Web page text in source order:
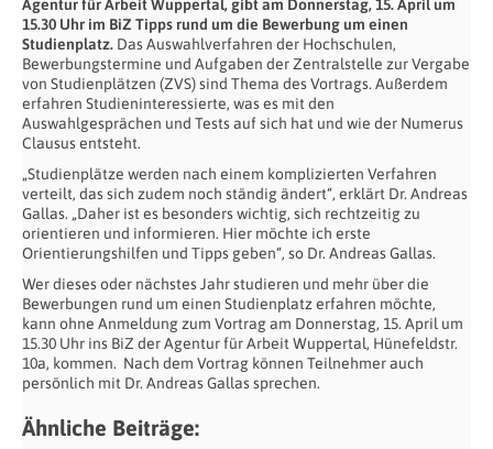
Agentur für Arbeit Wuppertal, gibt am Donnerstag, 15. April um
15.30 Uhr im BiZ Tipps rund um die Bewerbung um einen
Studienplatz. Das Auswahlverfahren der Hochschulen,
Bewerbungstermine und Aufgaben der Zentralstelle zur Vergabe
von Studienplätzen (ZVS) sind Thema des Vortrags. Außerdem
erfahren Studieninteressierte, was es mit den
Auswahlgesprächen und Tests auf sich hat und wie der Numerus
Clausus entsteht.
„Studienplätze werden nach einem komplizierten Verfahren
verteilt, das sich zudem noch ständig ändert“, erklärt Dr. Andreas
Gallas. „Daher ist es besonders wichtig, sich rechtzeitig zu
orientieren und informieren. Hier möchte ich erste
Orientierungshilfen und Tipps geben“, so Dr. Andreas Gallas.
Wer dieses oder nächstes Jahr studieren und mehr über die
Bewerbungen rund um einen Studienplatz erfahren möchte,
kann ohne Anmeldung zum Vortrag am Donnerstag, 15. April um
15.30 Uhr ins BiZ der Agentur für Arbeit Wuppertal, Hünefeldstr.
10a, kommen. Nach dem Vortrag können Teilnehmer auch
persönlich mit Dr. Andreas Gallas sprechen.
Ähnliche Beiträge: